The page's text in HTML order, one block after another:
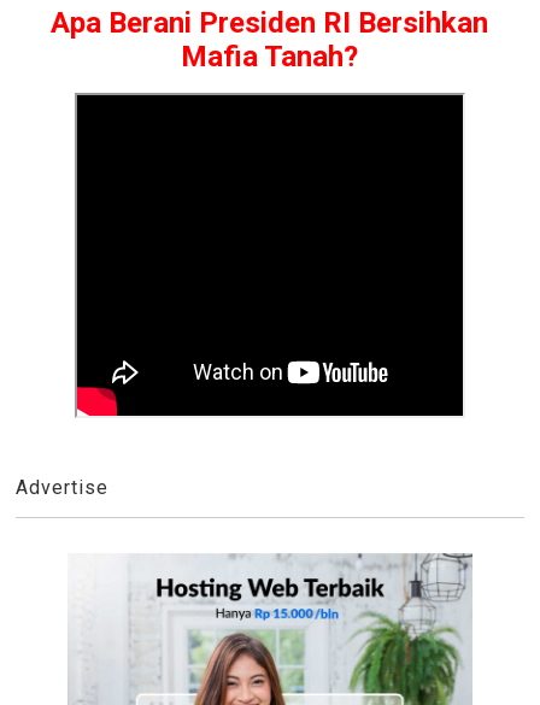
Apa Berani Presiden RI Bersihkan
Mafia Tanah?
Advertise